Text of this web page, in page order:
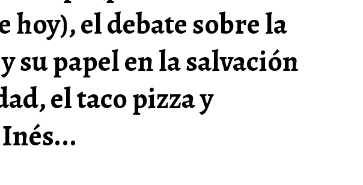
hoy), el debate sobre la
su papel en la salvación
el taco pizza y